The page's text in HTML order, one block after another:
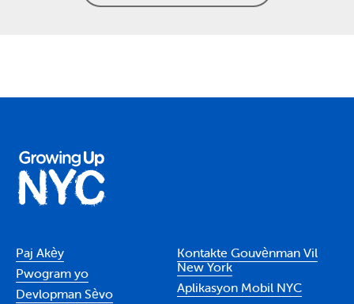
Paj Akèy
Pwogram yo
Devlopman Sèvo
Kontakte Gouvènman Vil
New York
Aplikasyon Mobil NYC